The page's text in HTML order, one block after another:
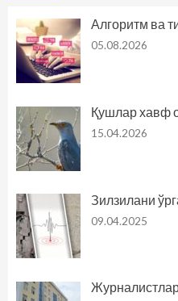
Алгоритм ва
05.08.2026
Қушлар хавф
15.04.2026
Зилзилани
09.04.2025